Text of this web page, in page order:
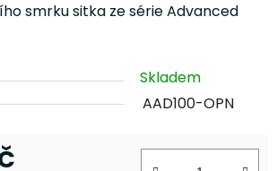
smrku sitka ze série Advanced
Skladem
AAD100-OPN